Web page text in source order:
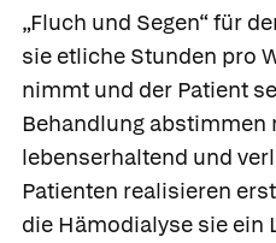
„Fluch und Segen“ für
sie etliche Stunden pro
nimmt und der Patient
Behandlung abstimmen
lebenserhaltend und
Patienten realisieren
die Hämodialyse sie ein